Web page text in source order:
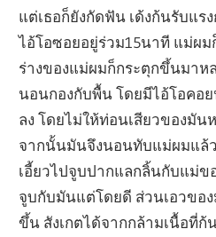
แต่เธอก็ยังกัดฟัน เด้งก้นรับแร
ไอ้โอซอยอยู่ร่วม15นาที แม่ผม
ร่างของแม่ผมก็กระตุกขึ้นมาห
นอนกองกับพื้น โดยมีไอ้โอคอ
ลง โดยไม่ให้ท่อนเสียวของมั
จากนั้นมันจึงนอนทับแม่ผมแล้ว
เอี้ยวไปจูบปากแลกลิ้นกับแม่ข
จูบกับมันแต่โดยดี ส่วนเอวของ
ขึ้น สังเกตได้จากกล้ามเนื้อที่ก้